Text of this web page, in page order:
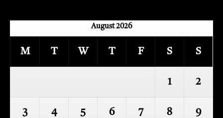
August 2026
M T W T F S S
1 2
3 4 5 6 7 8 9